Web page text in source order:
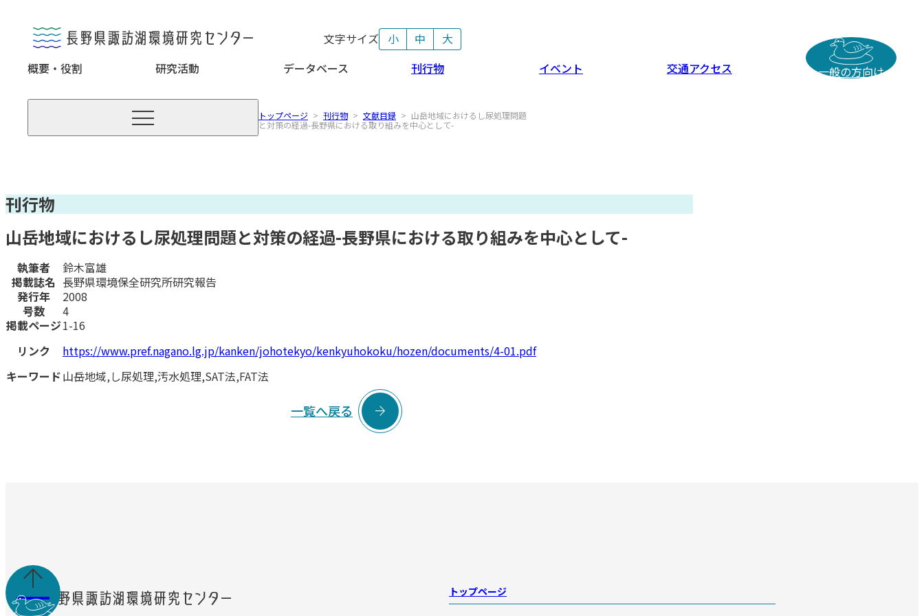
文字サイズ 小 中
大
概要・役割
研究活動 データベース 刊行物 イベント 交通アクセス 一般の方向け
 トップページ > 刊行物 > 文献目録 > 山岳地域におけるし尿処理問題
と対策の経過-長野県における取り組みを中心として-
刊行物
山岳地域におけるし尿処理問題と対策の経過-長野県における取り組みを中心として-
執筆者
鈴木富雄
掲載誌名 長野県環境保全研究所研究報告
発行年
2008
号数
4
掲載ページ1-16
リンク
https://www.pref.nagano.lg.jp/kanken/johotekyo/kenkyuhokoku/hozen/documents/4-01.pdf
キーワード山岳地域,し尿処理,汚水処理,SAT法,FAT法
一覧へ戻る 
 トップページ